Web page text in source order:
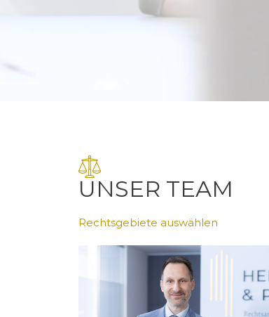
UNSER TEAM
Rechtsgebiete auswählen